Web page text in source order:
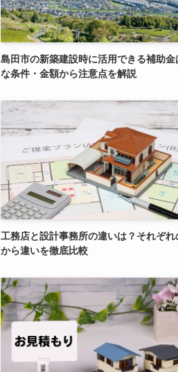
島田市の新築建設時に活用できる補助金
な条件・金額から注意点を解説
工務店と設計事務所の違いは？それぞれ
から違いを徹底比較